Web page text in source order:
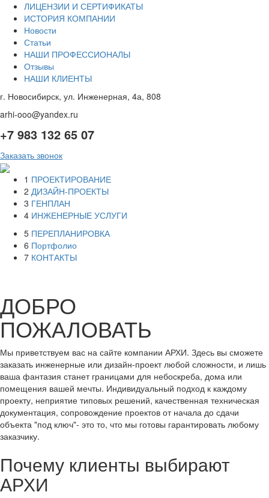
ЛИЦЕНЗИИ И СЕРТИФИКАТЫ
ИСТОРИЯ КОМПАНИИ
Новости
Статьи
НАШИ ПРОФЕССИОНАЛЫ
Отзывы
НАШИ КЛИЕНТЫ
г. Новосибирск, ул. Инженерная, 4а, 808
arhi-ooo@yandex.ru
+7 983 132 65 07
Заказать звонок
1 ПРОЕКТИРОВАНИЕ
2 ДИЗАЙН-ПРОЕКТЫ
3 ГЕНПЛАН
4 ИНЖЕНЕРНЫЕ УСЛУГИ
5 ПЕРЕПЛАНИРОВКА
6 Портфолио
7 КОНТАКТЫ
ДОБРО
ПОЖАЛОВАТЬ
Мы приветствуем вас на сайте компании АРХИ. Здесь вы сможете
заказать инженерные или дизайн-проект любой сложности, и лишь
ваша фантазия станет границами для небоскреба, дома или
помещения вашей мечты. Индивидуальный подход к каждому
проекту, неприятие типовых решений, качественная техническая
документация, сопровождение проектов от начала до сдачи
объекта "под ключ"- это то, что мы готовы гарантировать любому
заказчику.
Почему клиенты выбирают
АРХИ